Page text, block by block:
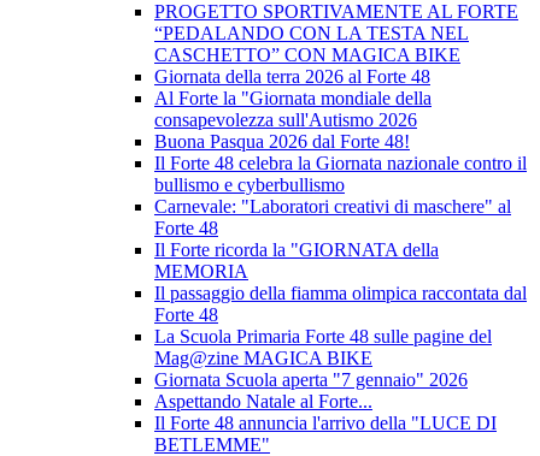
PROGETTO SPORTIVAMENTE AL FORTE
“PEDALANDO CON LA TESTA NEL
CASCHETTO” CON MAGICA BIKE
Giornata della terra 2026 al Forte 48
Al Forte la "Giornata mondiale della
consapevolezza sull'Autismo 2026
Buona Pasqua 2026 dal Forte 48!
Il Forte 48 celebra la Giornata nazionale contro il
bullismo e cyberbullismo
Carnevale: "Laboratori creativi di maschere" al
Forte 48
Il Forte ricorda la "GIORNATA della
MEMORIA
Il passaggio della fiamma olimpica raccontata dal
Forte 48
La Scuola Primaria Forte 48 sulle pagine del
Mag@zine MAGICA BIKE
Giornata Scuola aperta "7 gennaio" 2026
Aspettando Natale al Forte...
Il Forte 48 annuncia l'arrivo della "LUCE DI
BETLEMME"